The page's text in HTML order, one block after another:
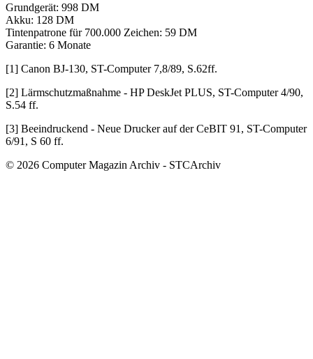
Grundgerät: 998 DM
Akku: 128 DM
Tintenpatrone für 700.000 Zeichen: 59 DM
Garantie: 6 Monate
[1] Canon BJ-130, ST-Computer 7,8/89, S.62ff.
[2] Lärmschutzmaßnahme - HP DeskJet PLUS, ST-Computer 4/90,
S.54 ff.
[3] Beeindruckend - Neue Drucker auf der CeBIT 91, ST-Computer
6/91, S 60 ff.
© 2026 Computer Magazin Archiv - STCArchiv